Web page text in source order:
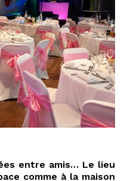
entre amis… Le lieu
comme à la maison